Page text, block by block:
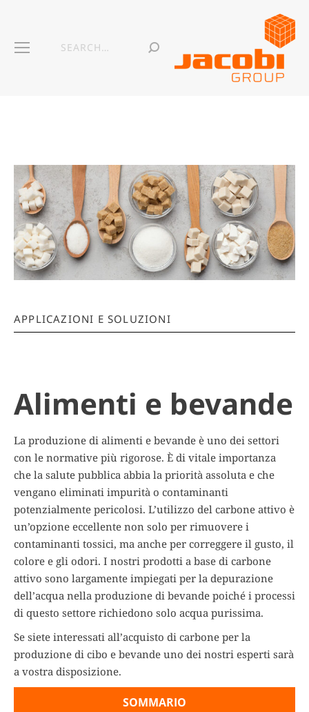
APPLICAZIONI E SOLUZIONI
Alimenti e bevande
La produzione di alimenti e bevande è uno dei settori
con le normative più rigorose. È di vitale importanza
che la salute pubblica abbia la priorità assoluta e che
vengano eliminati impurità o contaminanti
potenzialmente pericolosi. L’utilizzo del carbone attivo è
un’opzione eccellente non solo per rimuovere i
contaminanti tossici, ma anche per correggere il gusto, il
colore e gli odori. I nostri prodotti a base di carbone
attivo sono largamente impiegati per la depurazione
dell’acqua nella produzione di bevande poiché i processi
di questo settore richiedono solo acqua purissima.
Se siete interessati all’acquisto di carbone per la
produzione di cibo e bevande uno dei nostri esperti sarà
a vostra disposizione.
SOMMARIO